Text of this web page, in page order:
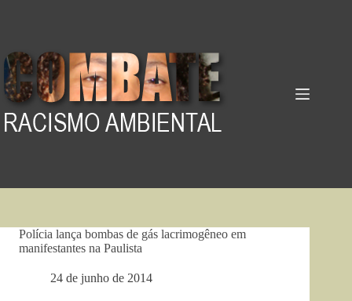
Polícia lança bombas de gás lacrimogêneo em
manifestantes na Paulista
24 de junho de 2014